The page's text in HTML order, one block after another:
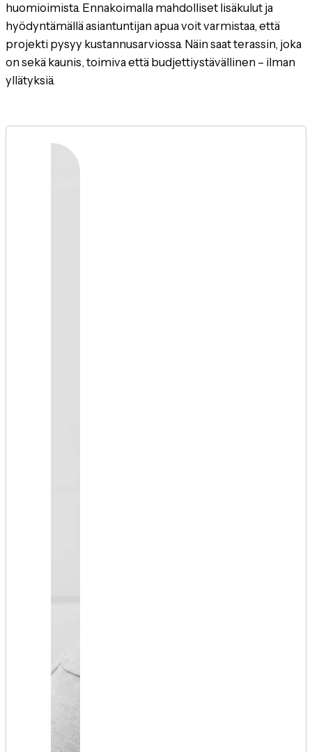
huomioimista. Ennakoimalla mahdolliset lisäkulut ja
hyödyntämällä asiantuntijan apua voit varmistaa, että
projekti pysyy kustannusarviossa. Näin saat terassin, joka
on sekä kaunis, toimiva että budjettiystävällinen – ilman
yllätyksiä.